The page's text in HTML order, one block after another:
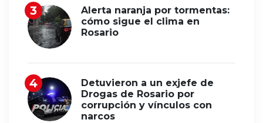
Alerta naranja por tormentas:
cómo sigue el clima en
Rosario
Detuvieron a un exjefe de
Drogas de Rosario por
corrupción y vínculos con
narcos